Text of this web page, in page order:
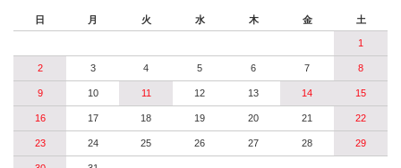
日 月 火 水 木 金 土
1
2 3 4 5 6 7 8
9 10 11 12 13 14 15
16 17 18 19 20 21 22
23 24 25 26 27 28 29